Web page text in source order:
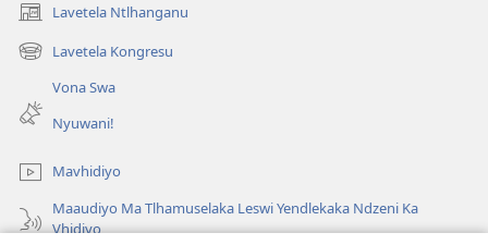
Lavetela Ntlhanganu
(opens
new
window)
Lavetela Kongresu
(opens
window)
Vona Swa
Nyuwani!
Mavhidiyo
Maaudiyo Ma Tlhamuselaka Leswi Yendlekaka Ndzeni Ka
Vhidiyo